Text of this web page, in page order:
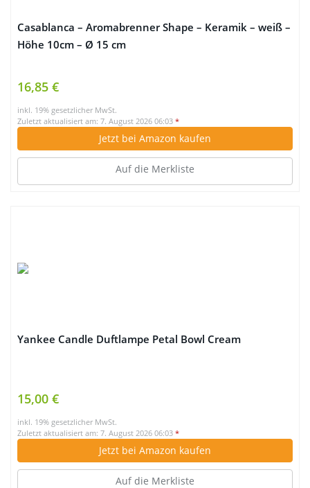
Casablanca – Aromabrenner Shape – Keramik – weiß –
Höhe 10cm – Ø 15 cm
16,85 €
inkl. 19% gesetzlicher MwSt.
Zuletzt aktualisiert am: 7. August 2026 06:03 *
Jetzt bei Amazon kaufen
Auf die Merkliste
Yankee Candle Duftlampe Petal Bowl Cream
15,00 €
inkl. 19% gesetzlicher MwSt.
Zuletzt aktualisiert am: 7. August 2026 06:03 *
Jetzt bei Amazon kaufen
Auf die Merkliste